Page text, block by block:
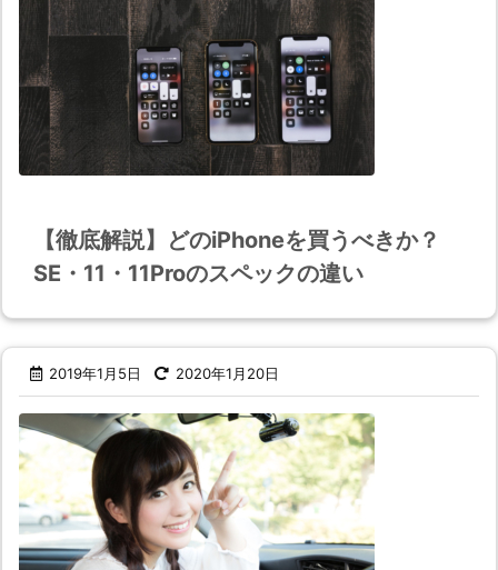
【徹底解説】どのiPhoneを買うべきか？
SE・11・11Proのスペックの違い
2019年1月5日 2020年1月20日